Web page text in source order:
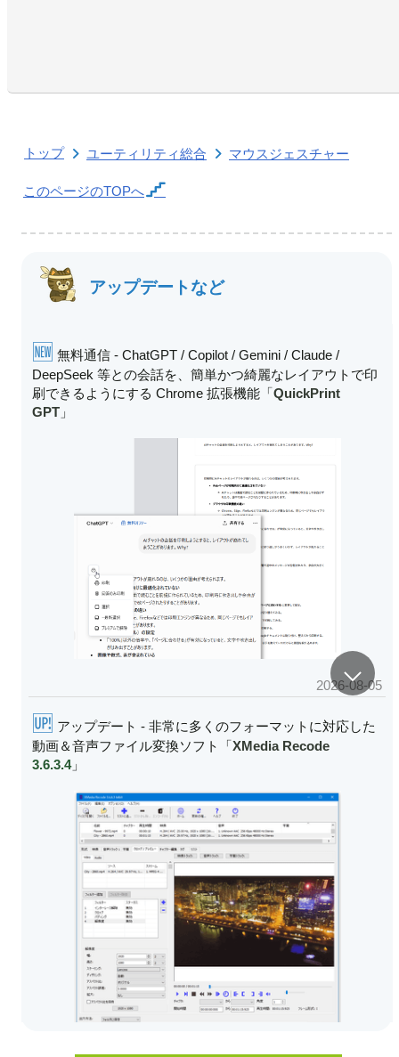
トップ ユーティリティ総合 マウスジェスチャー
このページのTOPへ
アップデートなど